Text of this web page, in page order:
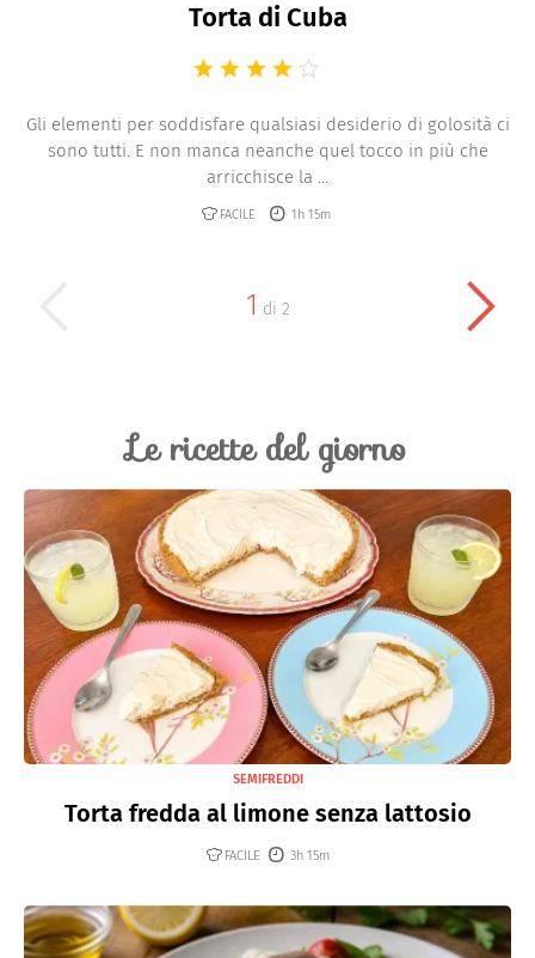
Torta di Cuba
Gli elementi per soddisfare qualsiasi desiderio di golosità ci
sono tutti. E non manca neanche quel tocco in più che
arricchisce la ...
FACILE 1h 15m
1 di 2
Le ricette del giorno
SEMIFREDDI
Torta fredda al limone senza lattosio
FACILE 3h 15m